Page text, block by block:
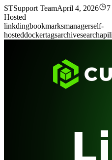
STSupport TeamApril 4, 2026
Hosted
linkdingbookmarksmanagerself-
hosteddockertagsarchivesearchapi